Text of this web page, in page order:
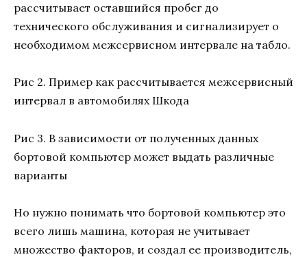
рассчитывает оставшийся пробег до
технического обслуживания и сигнализирует о
необходимом межсервисном интервале на табло.
Рис 2. Пример как рассчитывается межсервисный
интервал в автомобилях Шкода
Рис 3. В зависимости от полученных данных
бортовой компьютер может выдать различные
варианты
Но нужно понимать что бортовой компьютер это
всего лишь машина, которая не учитывает
множество факторов, и создал ее производитель,